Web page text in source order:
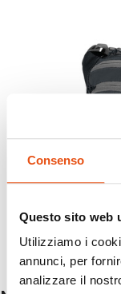
Consenso
Questo sito web
Utilizziamo i
annunci, per
analizzare il